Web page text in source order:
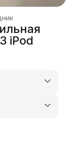
iPod